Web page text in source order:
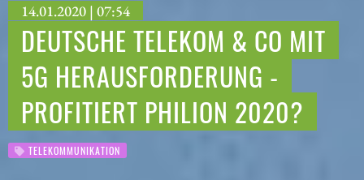
14.01.2020 | 07:54
DEUTSCHE TELEKOM & CO MIT
5G HERAUSFORDERUNG -
PROFITIERT PHILION 2020?
TELEKOMMUNIKATION